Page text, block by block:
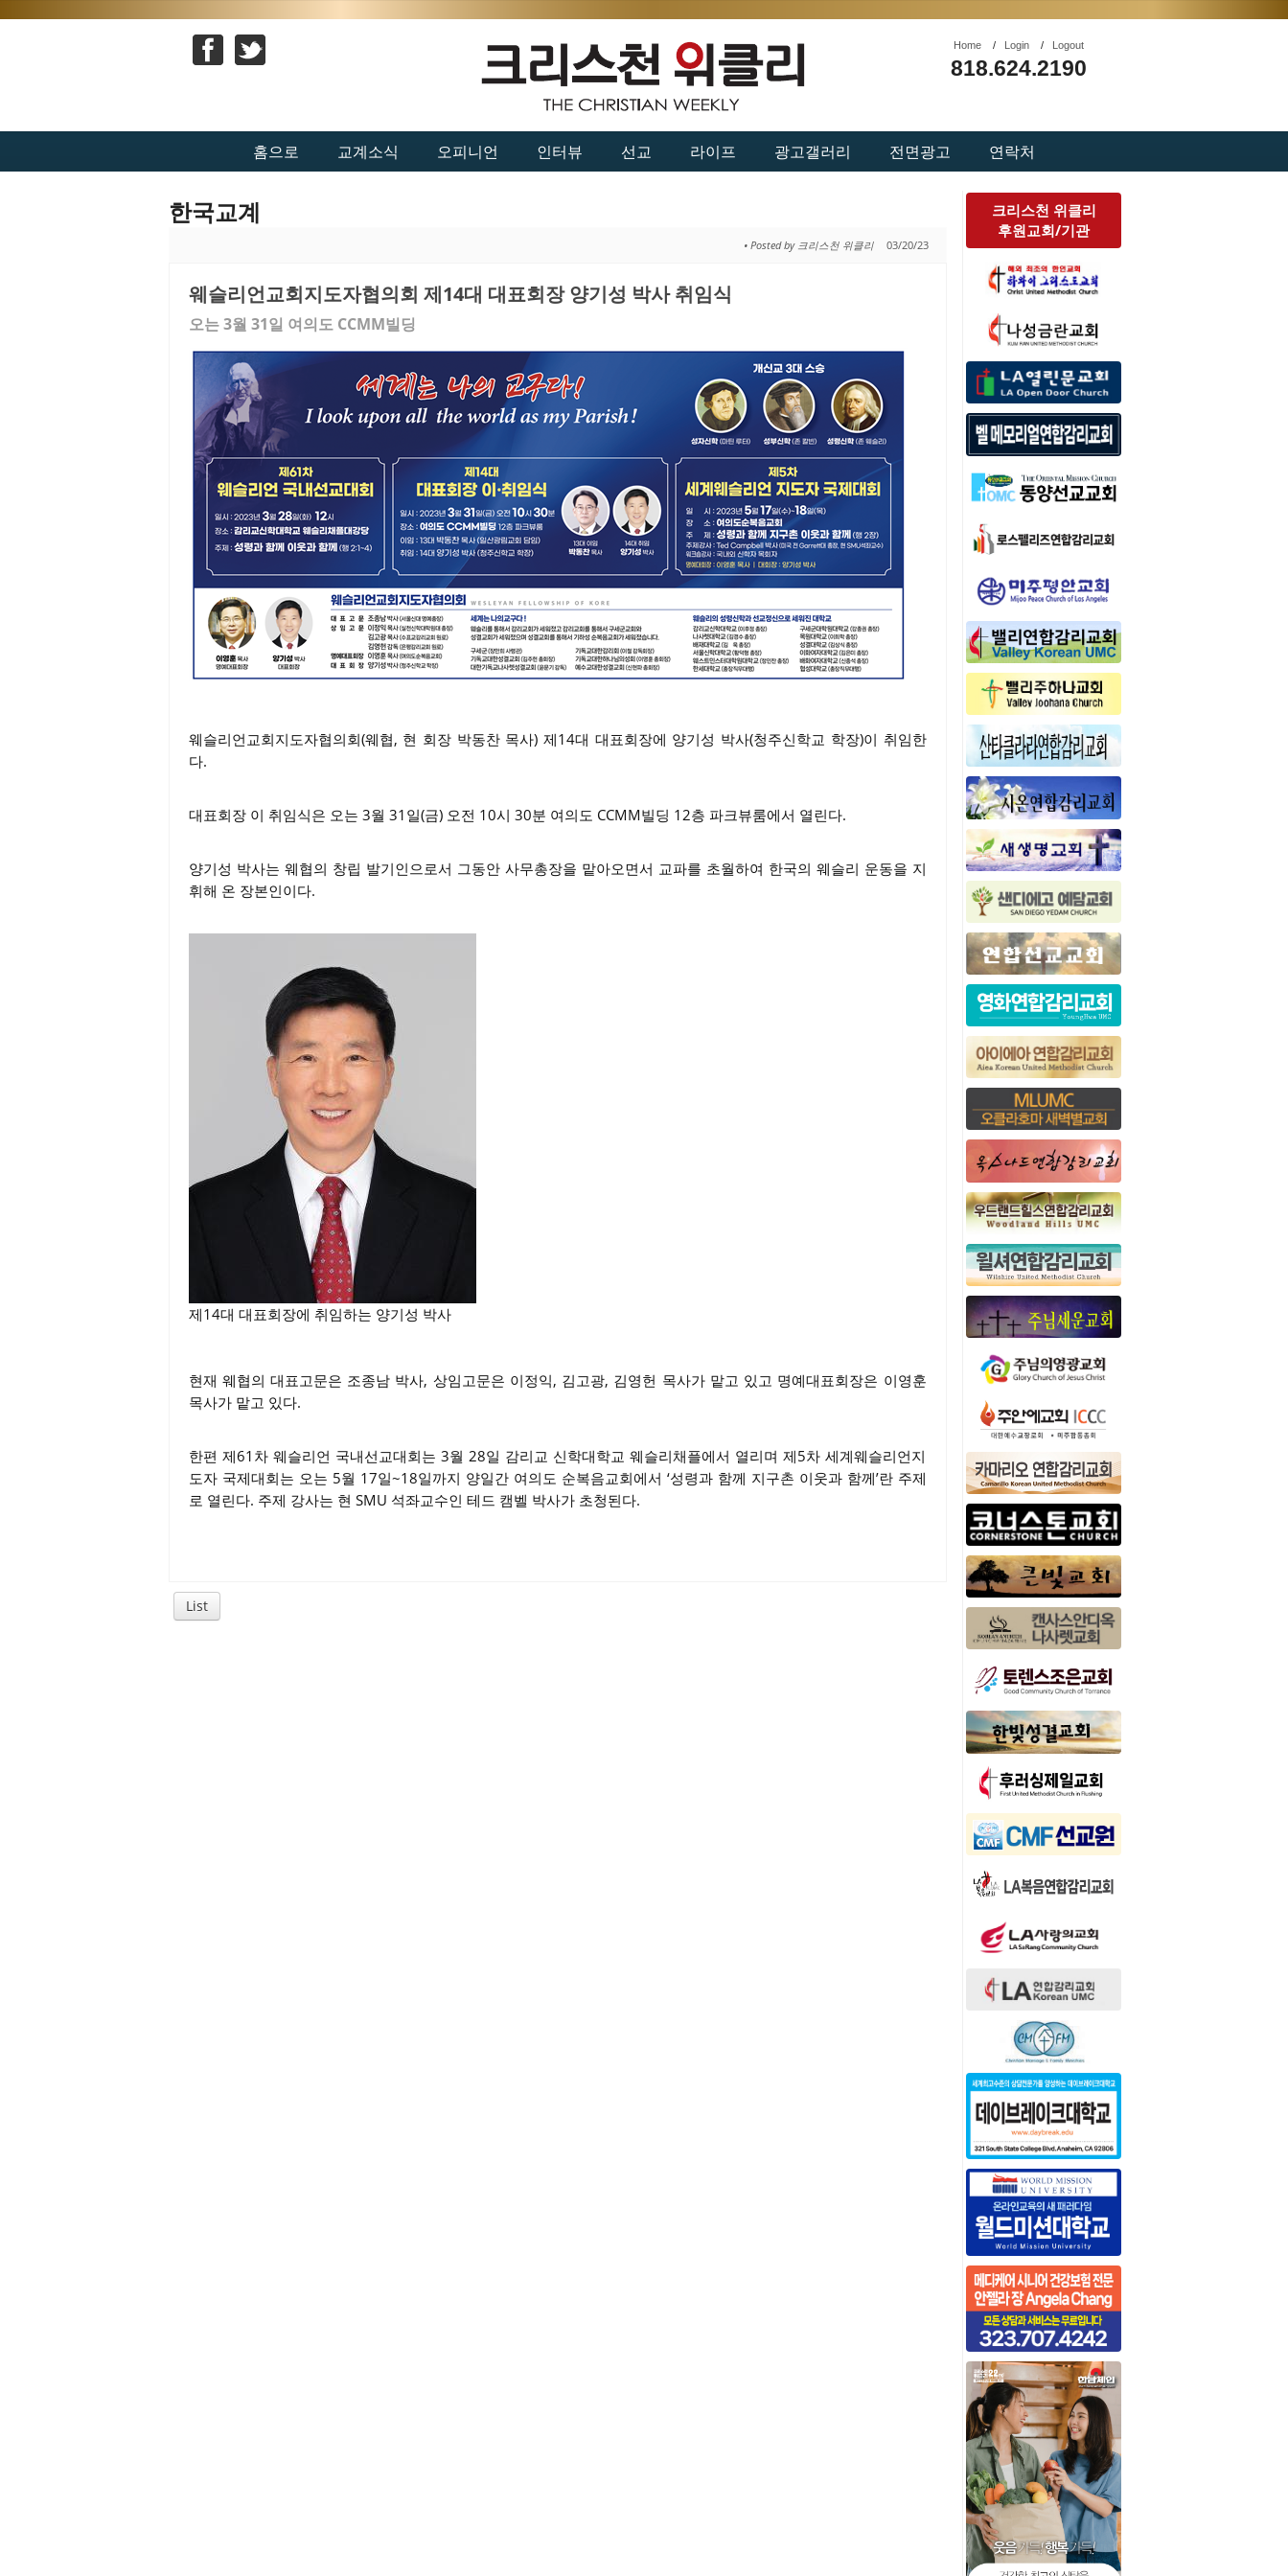
Home/ Login/ Logout
818.624.2190
홈으로 교계소식 오피니언 인터뷰 선교 라이프 광고갤러리 전면광고 연락처
한국교계
• Posted by 크리스천 위클리 03/20/23
웨슬리언교회지도자협의회 제14대 대표회장 양기성 박사 취임식
오는 3월 31일 여의도 CCMM빌딩
웨슬리언교회지도자협의회(웨협, 현 회장 박동찬 목사) 제14대 대표회장에 양기성 박사(청주신학교 학장)이 취임한
다.
대표회장 이 취임식은 오는 3월 31일(금) 오전 10시 30분 여의도 CCMM빌딩 12층 파크뷰룸에서 열린다.
양기성 박사는 웨협의 창립 발기인으로서 그동안 사무총장을 맡아오면서 교파를 초월하여 한국의 웨슬리 운동을 지
휘해 온 장본인이다.
제14대 대표회장에 취임하는 양기성 박사
현재 웨협의 대표고문은 조종남 박사, 상임고문은 이정익, 김고광, 김영헌 목사가 맡고 있고 명예대표회장은 이영훈
목사가 맡고 있다.
한편 제61차 웨슬리언 국내선교대회는 3월 28일 감리교 신학대학교 웨슬리채플에서 열리며 제5차 세계웨슬리언지
도자 국제대회는 오는 5월 17일~18일까지 양일간 여의도 순복음교회에서 ‘성령과 함께 지구촌 이웃과 함께’란 주제
로 열린다. 주제 강사는 현 SMU 석좌교수인 테드 캠벨 박사가 초청된다.
List
크리스천 위클리
후원교회/기관